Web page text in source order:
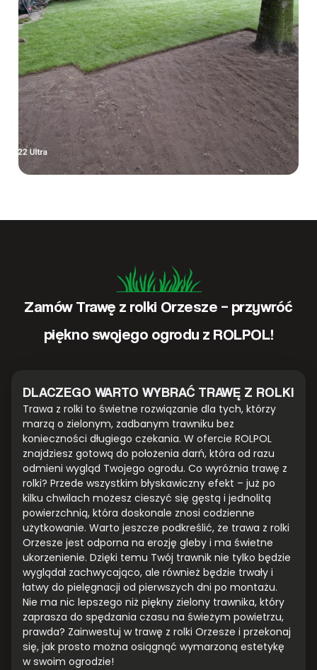
Zamów Trawę z rolki Orzesze – przywróć
piękno swojego ogrodu z ROLPOL!
DLACZEGO WARTO WYBRAĆ TRAWĘ Z ROLKI
Trawa z rolki to świetne rozwiązanie dla tych, którzy
marzą o zielonym, zadbanym trawniku bez
konieczności długiego czekania. W ofercie ROLPOL
znajdziesz gotową do położenia darń, która od razu
odmieni wygląd Twojego ogrodu. Co wyróżnia trawę z
rolki? Przede wszystkim błyskawiczny efekt – już po
kilku chwilach możesz cieszyć się gęstą i jednolitą
powierzchnią, która doskonale znosi codzienne
użytkowanie. Warto jeszcze podkreślić, że trawa z rolki
Orzesze jest odporna na erozję gleby i ma świetne
ukorzenienie. Dzięki temu Twój trawnik nie tylko będzie
wyglądał zachwycająco, ale również będzie trwały i
łatwy do pielęgnacji od pierwszych dni po montażu.
Nie ma nic lepszego niż piękny zielony trawnika, który
zaprasza do spędzania czasu na świeżym powietrzu,
prawda? Zainwestuj w trawę z rolki Orzesze i przekonaj
się, jak prosto można osiągnąć wymarzoną estetykę
w swoim ogrodzie!